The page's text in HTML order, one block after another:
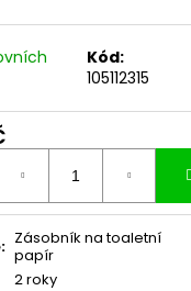
Kód:
105112315
: Zásobník na toaletní
papír
2 roky